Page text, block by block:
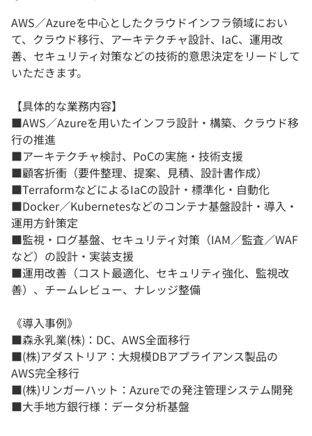
AWS／Azureを中心としたクラウドインフラ領域におい
て、クラウド移行、アーキテクチャ設計、IaC、運用改
善、セキュリティ対策などの技術的意思決定をリードして
いただきます。
【具体的な業務内容】
■AWS／Azureを用いたインフラ設計・構築、クラウド移
行の推進
■アーキテクチャ検討、PoCの実施・技術支援
■顧客折衝（要件整理、提案、見積、設計書作成）
■TerraformなどによるIaCの設計・標準化・自動化
■Docker／Kubernetesなどのコンテナ基盤設計・導入・
運用方針策定
■監視・ログ基盤、セキュリティ対策（IAM／監査／WAF
など）の設計・実装支援
■運用改善（コスト最適化、セキュリティ強化、監視改
善）、チームレビュー、ナレッジ整備
《導入事例》
■森永乳業(株)：DC、AWS全面移行
■(株)アダストリア：大規模DBアプライアンス製品の
AWS完全移行
■(株)リンガーハット：Azureでの発注管理システム開発
■大手地方銀行様：データ分析基盤